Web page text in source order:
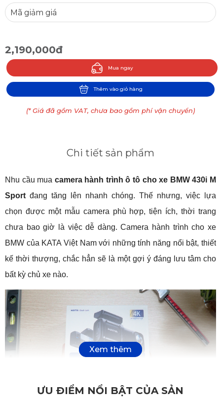
2,190,000đ
Mua ngay
Thêm vào giỏ hàng
(* Giá đã gồm VAT, chưa bao gồm phí vận chuyển)
Chi tiết sản phẩm
Nhu cầu mua camera hành trình ô tô cho xe BMW 430i M
Sport đang tăng lên nhanh chóng. Thế nhưng, việc lựa
chọn được một mẫu camera phù hợp, tiện ích, thời trang
chưa bao giờ là việc dễ dàng. Camera hành trình cho xe
BMW của KATA Việt Nam với những tính năng nổi bật, thiết
kế thời thượng, chắc hẳn sẽ là một gợi ý đáng lưu tâm cho
bất kỳ chủ xe nào.
ƯU ĐIỂM NỔI BẬT CỦA SẢN